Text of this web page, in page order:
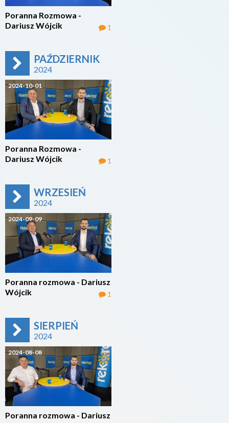
Poranna Rozmowa -
Dariusz Wójcik
1
PAŹDZIERNIK
2024
2024-10-01
Poranna Rozmowa -
Dariusz Wójcik
1
WRZESIEŃ
2024
2024-09-09
Poranna rozmowa - Dariusz
Wójcik
1
SIERPIEŃ
2024
2024-08-08
Poranna rozmowa - Dariusz